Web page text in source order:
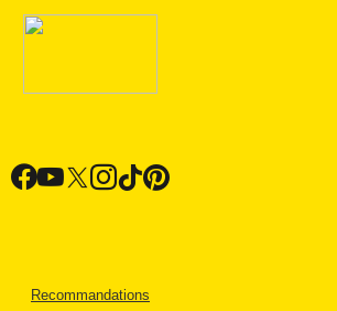
Recommandations